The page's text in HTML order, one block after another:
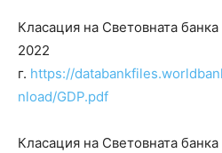
Класация на Световната
2022
г. https://
nload/GDP.pdf
Класация на Световната